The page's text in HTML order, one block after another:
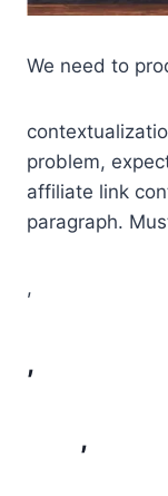
We need to
problem,
affiliate link
paragraph.
,
,
,